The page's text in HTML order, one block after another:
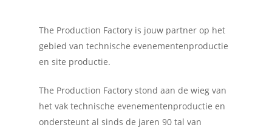
The Production Factory is jouw partner op het
gebied van technische evenementenproductie
en site productie.
The Production Factory stond aan de wieg van
het vak technische evenementenproductie en
ondersteunt al sinds de jaren 90 tal van